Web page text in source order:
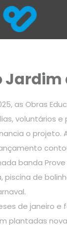
Jardim
as Obras
voluntários
o
banda
piscina de
de janeiro
plantadas